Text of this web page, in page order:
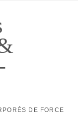
DE FORCE